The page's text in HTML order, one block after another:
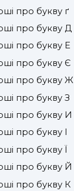
про букву ґ
про букву Д
про букву Е
про букву Є
про букву Ж
про букву З
про букву И
про букву І
про букву Ї
про букву Й
про букву К